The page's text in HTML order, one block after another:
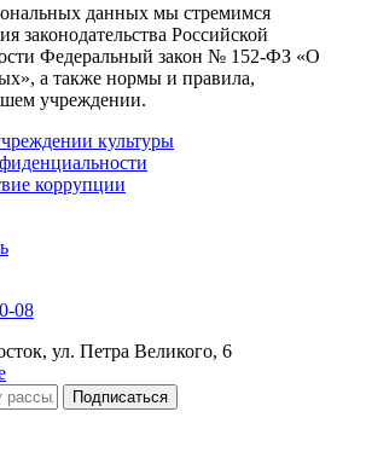
данных мы стремимся
законодательства Российской
Федеральный закон № 152-ФЗ «О
а также нормы и правила,
учреждении.
культуры
коррупции
08
ул. Петра Великого, 6
Подписаться